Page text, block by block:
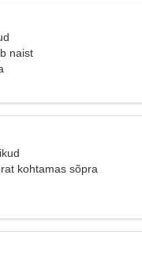
naist
kohtamas sõpra